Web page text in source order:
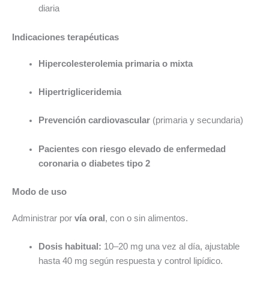
diaria
Indicaciones terapéuticas
Hipercolesterolemia primaria o mixta
Hipertrigliceridemia
Prevención cardiovascular(primaria y secundaria)
Pacientes con riesgo elevado de enfermedad
coronaria o diabetes tipo 2
Modo de uso
Administrar por vía oral , con o sin alimentos.
Dosis habitual: 10–20 mg una vez al día, ajustable
hasta 40 mg según respuesta y control lipídico.